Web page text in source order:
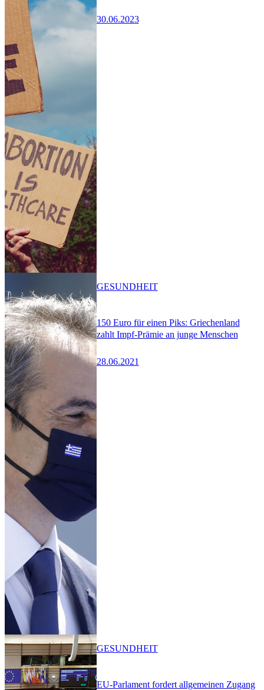
30.06.2023
150 Euro für einen Piks: Griechenland
zahlt Impf-Prämie an junge Menschen
28.06.2021
GESUNDHEIT
EU-Parlament fordert allgemeinen Zugang
GESUNDHEIT